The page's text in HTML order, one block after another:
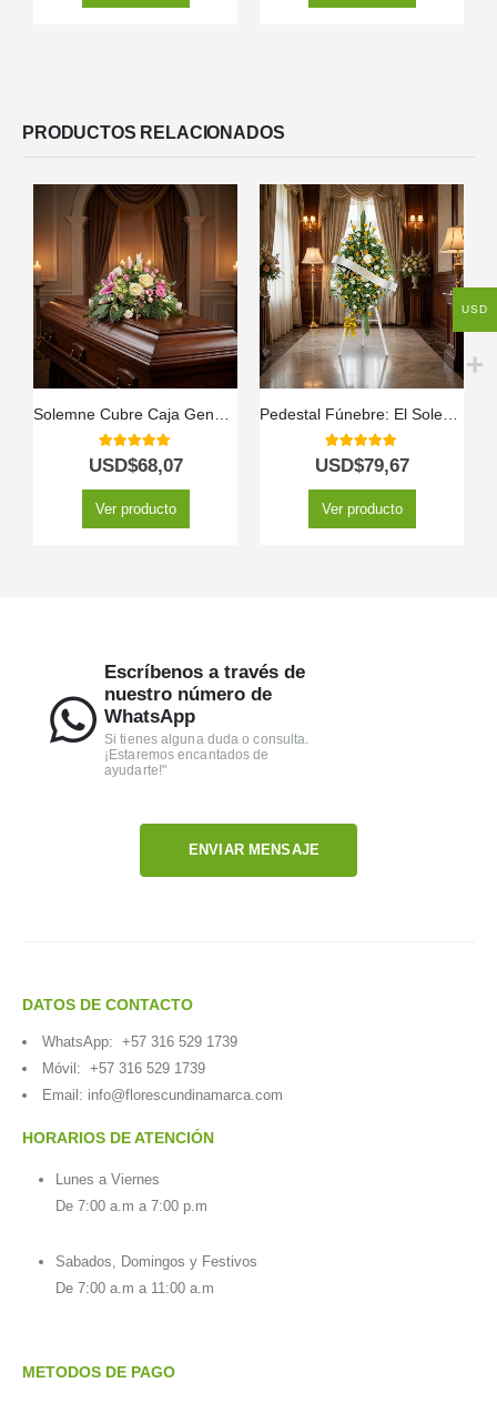
PRODUCTOS RELACIONADOS
5.00 out of 5
USD$68,07
Ver producto
5.00 out of 5
USD$79,67
Ver producto
Escríbenos a través de
nuestro número de
WhatsApp
Si tienes alguna duda o consulta.
¡Estaremos encantados de
ayudarte!"
ENVIAR MENSAJE
DATOS DE CONTACTO
WhatsApp: +57 316 529 1739
Móvil: +57 316 529 1739
Email: info@florescundinamarca.com
HORARIOS DE ATENCIÓN
Lunes a Viernes
De 7:00 a.m a 7:00 p.m
Sabados, Domingos y Festivos
De 7:00 a.m a 11:00 a.m
METODOS DE PAGO
USD